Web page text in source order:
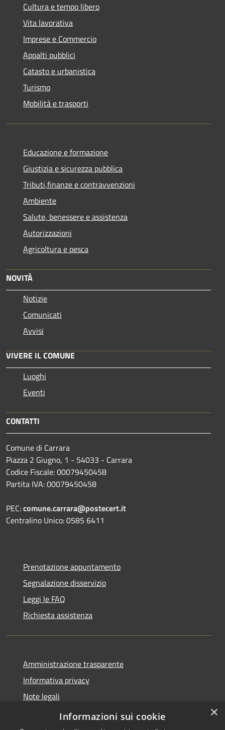
Cultura e tempo libero
Vita lavorativa
Imprese e Commercio
Appalti pubblici
Catasto e urbanistica
Turismo
Mobilità e trasporti
Educazione e formazione
Giustizia e sicurezza pubblica
Tributi,finanze e contravvenzioni
Ambiente
Salute, benessere e assistenza
Autorizzazioni
Agricoltura e pesca
NOVITÀ
Notizie
Comunicati
Avvisi
VIVERE IL COMUNE
Luoghi
Eventi
CONTATTI
Comune di Carrara
Piazza 2 Giugno, 1 - 54033 - Carrara
Codice Fiscale: 00079450458
Partita IVA: 00079450458
PEC:comune.carrara@postecert.it
Centralino Unico: 0585 6411
Prenotazione appuntamento
Segnalazione disservizio
Leggi le FAQ
Richiesta assistenza
Amministrazione trasparente
Informativa privacy
Note legali
Dichiarazione di accessibilità
×
Informazioni sui cookie